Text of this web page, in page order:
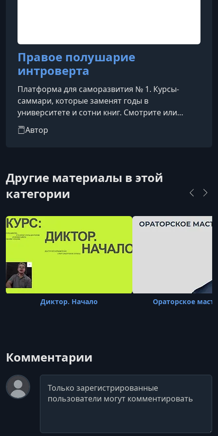
Правое полушарие
интроверта
Платформа для саморазвития № 1. Курсы-
саммари, которые заменят годы в
университете и сотни книг. Смотрите или
слушайте фоном. Времени на чтение и
саморазвитие постоянно не хватает. Мы
минутные лекции, чтобы вы узнавали новое о
себе и мире, не жертвуя свободным временем.
Автор
Другие материалы в этой
категории
Диктор. Начало Ораторское
Комментарии
Комментарий